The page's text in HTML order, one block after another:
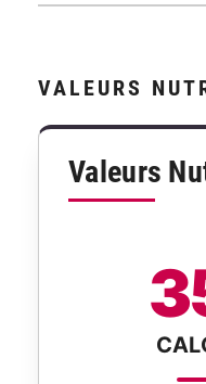
VALEURS
Valeurs